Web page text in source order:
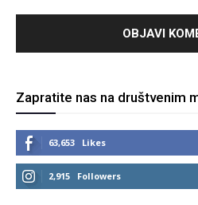
Zapratite nas na društvenim
63,653 Likes
2,915 Followers